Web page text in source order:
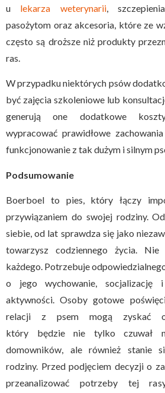
u lekarza weterynarii,
pasożytom oraz akcesoria, które ze
często są droższe niż produkty
ras.
W przypadku niektórych psów
być zajęcia szkoleniowe lub
generują one dodatkowe
wypracować prawidłowe
funkcjonowanie z tak dużym i silnym
Podsumowanie
Boerboel to pies, który łączy
przywiązaniem do swojej rodziny.
siebie, od lat sprawdza się jako
towarzysz codziennego życia.
każdego. Potrzebuje
o jego wychowanie, socjalizację
aktywności. Osoby gotowe
relacji z psem mogą zyskać
który będzie nie tylko czuwał
domowników, ale również stanie
rodziny. Przed podjęciem decyzji o
przeanalizować potrzeby tej